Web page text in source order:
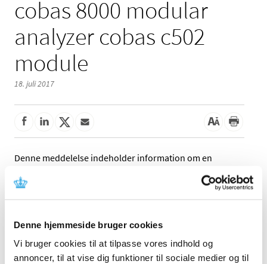
Denne hjemmeside bruger cookies
Vi bruger cookies til at tilpasse vores indhold og
annoncer, til at vise dig funktioner til sociale medier og til
cobas 8000 modular
analyzer cobas c502
module
18. juli 2017
Denne meddelelse indeholder information om en
meddelelsen fra fabrikanten.
Produkt: cobas 6000 system cobas c501 module og
cobas 8000 modular analyzer cobas c502 module